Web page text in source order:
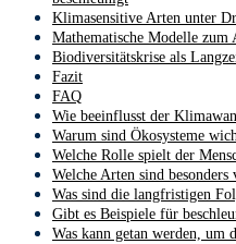
Klimasensitive Arten unter
Mathematische Modelle zum
Biodiversitätskrise als
Fazit
FAQ
Wie beeinflusst der
Warum sind Ökosysteme
Welche Rolle spielt der
Welche Arten sind
Was sind die langfristigen
Gibt es Beispiele für
Was kann getan werden, um